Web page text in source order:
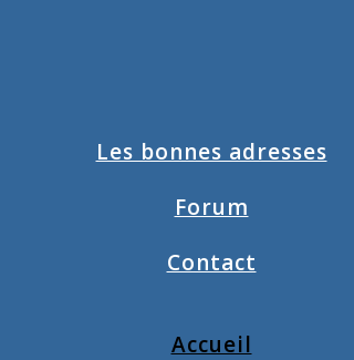
Les bonnes adresses
Forum
Contact
Accueil